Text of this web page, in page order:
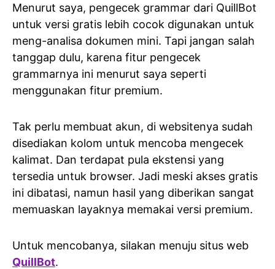
Menurut saya, pengecek grammar dari QuillBot
untuk versi gratis lebih cocok digunakan untuk
meng-analisa dokumen mini. Tapi jangan salah
tanggap dulu, karena fitur pengecek
grammarnya ini menurut saya seperti
menggunakan fitur premium.
Tak perlu membuat akun, di websitenya sudah
disediakan kolom untuk mencoba mengecek
kalimat. Dan terdapat pula ekstensi yang
tersedia untuk browser. Jadi meski akses gratis
ini dibatasi, namun hasil yang diberikan sangat
memuaskan layaknya memakai versi premium.
Untuk mencobanya, silakan menuju situs web
QuillBot.